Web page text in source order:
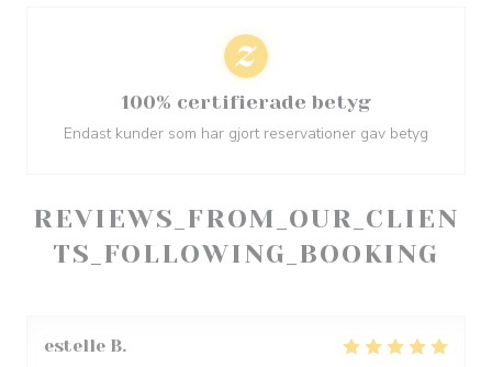
REVIEWS_FROM_OUR_CLIEN
TS_FOLLOWING_BOOKING
estelle B
100% certifierade betyg
Endast kunder som har gjort reservationer gav betyg